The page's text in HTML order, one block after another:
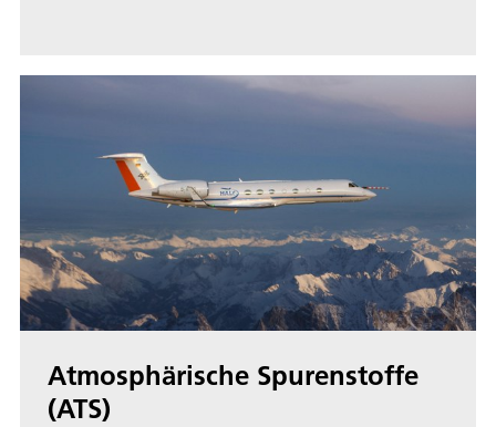
Atmosphärische Spurenstoffe
(ATS)